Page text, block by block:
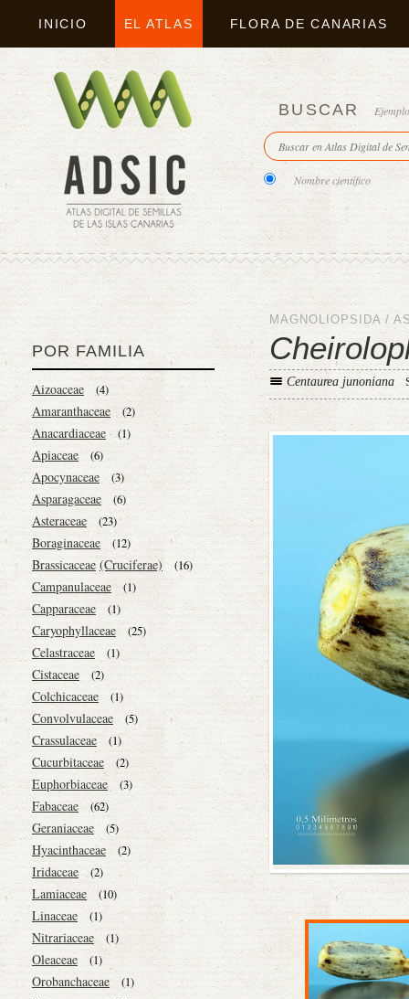
INICIO EL ATLAS FLORA DE CANARIAS
BUSCAR
Nombre científico
POR FAMILIA
Aizoaceae (4)
Amaranthaceae (2)
Anacardiaceae (1)
Apiaceae (6)
Apocynaceae (3)
Asparagaceae (6)
Asteraceae (23)
Boraginaceae (12)
Brassicaceae (Cruciferae) (16)
Campanulaceae (1)
Capparaceae (1)
Caryophyllaceae (25)
Celastraceae (1)
Cistaceae (2)
Colchicaceae (1)
Convolvulaceae (5)
Crassulaceae (1)
Cucurbitaceae (2)
Euphorbiaceae (3)
Fabaceae (62)
Geraniaceae (5)
Hyacinthaceae (2)
Iridaceae (2)
Lamiaceae (10)
Linaceae (1)
Nitrariaceae (1)
Oleaceae (1)
Orobanchaceae (1)
MAGNOLIOPSIDA /
Centaurea junoniana